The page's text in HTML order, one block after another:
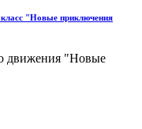
"Новые приключения
движения "Новые